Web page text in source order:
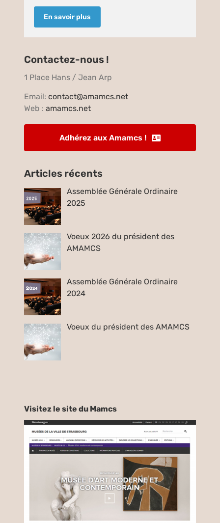
En savoir plus
Contactez-nous !
1 Place Hans / Jean Arp
Email:contact@amamcs.net
Web :amamcs.net
Adhérez aux Amamcs !
Articles récents
Assemblée Générale Ordinaire
2025
Voeux 2026 du président des
AMAMCS
Assemblée Générale Ordinaire
2024
Voeux du président des AMAMCS
Visitez le site du Mamcs